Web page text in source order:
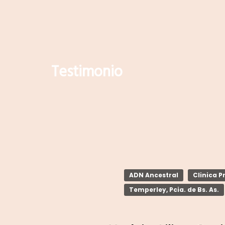
Testimonio
ADN Ancestral Clinica
Temperley, Pcia. de Bs. As.